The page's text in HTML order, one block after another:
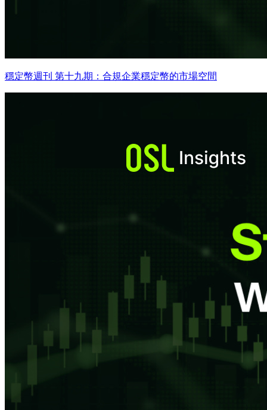
穩定幣週刊 第十九期：合規企業穩定幣的市場空間